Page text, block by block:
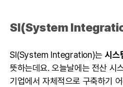
SI(System
SI(System Integration)는 시스
뜻하는데요. 오늘날에는 전산 시
기업에서 자체적으로 구축하기